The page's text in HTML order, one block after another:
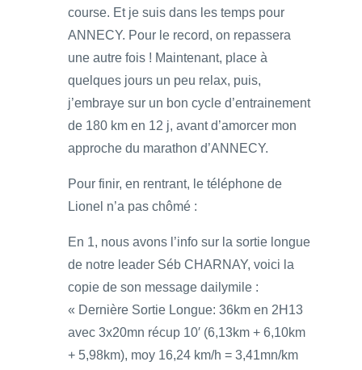
course. Et je suis dans les temps pour
ANNECY. Pour le record, on repassera
une autre fois ! Maintenant, place à
quelques jours un peu relax, puis,
j’embraye sur un bon cycle d’entrainement
de 180 km en 12 j, avant d’amorcer mon
approche du marathon d’ANNECY.
Pour finir, en rentrant, le téléphone de
Lionel n’a pas chômé :
En 1, nous avons l’info sur la sortie longue
de notre leader Séb CHARNAY, voici la
copie de son message dailymile :
« Dernière Sortie Longue: 36km en 2H13
avec 3x20mn récup 10′ (6,13km + 6,10km
+ 5,98km), moy 16,24 km/h = 3,41mn/km